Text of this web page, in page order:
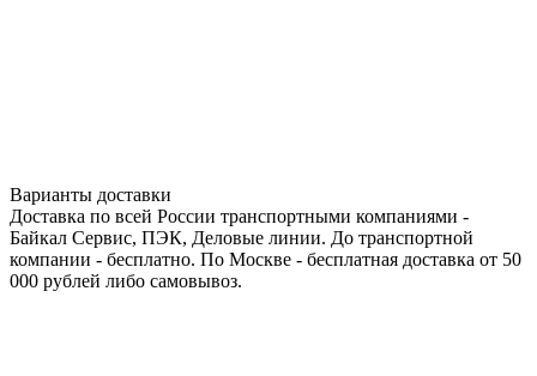
Варианты доставки
Доставка по всей России транспортными компаниями -
Байкал Сервис, ПЭК, Деловые линии. До транспортной
компании - бесплатно. По Москве - бесплатная доставка от 50
000 рублей либо самовывоз.